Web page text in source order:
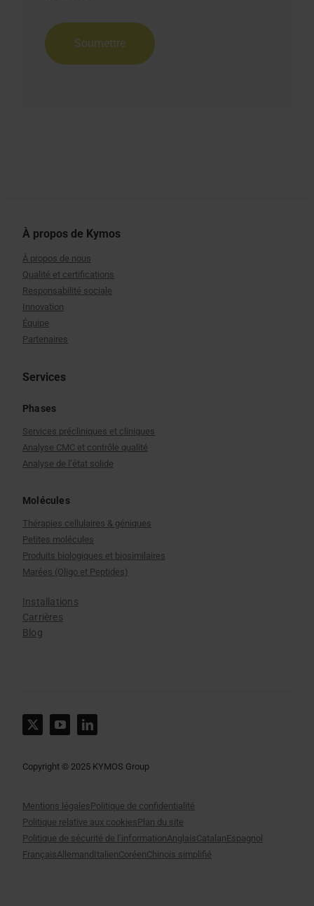
À propos de Kymos
À propos de nous
Qualité et certifications
Responsabilité sociale
Innovation
Équipe
Partenaires
Services
Phases
Services précliniques et cliniques
Analyse CMC et contrôle qualité
Analyse de l’état solide
Molécules
Thérapies cellulaires & géniques
Petites molécules
Produits biologiques et biosimilaires
Marées (Oligo et Peptides)
Installations
Carrières
Blog
Copyright © 2025 KYMOS Group
Mentions légalesPolitique de confidentialité
Politique relative aux cookiesPlan du site
Politique de sécurité de l’informationAnglaisCatalanEspagnol
FrançaisAllemand ItalienCoréenChinois simplifié